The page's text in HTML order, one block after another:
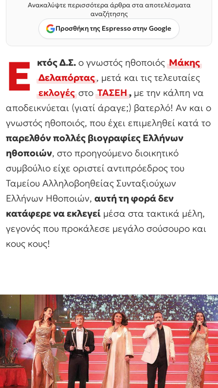
Ανακαλύψτε περισσότερα άρθρα στα αποτελέσματα
αναζήτησης
Προσθήκη της Espresso στην Google
Ε κτός Δ.Σ. ο γνωστός ηθοποιόςΜάκης
Δελαπόρτας, μετά και τις τελευταίες
εκλογές στοΤΑΣΕΗ, με την κάλπη να
αποδεικνύεται (γιατί άραγε;) βατερλό! Αν και ο
γνωστός ηθοποιός, που έχει επιμεληθεί κατά το
παρελθόν πολλές βιογραφίες Ελλήνων
ηθοποιών, στο προηγούμενο διοικητικό
συμβούλιο είχε οριστεί αντιπρόεδρος του
Ταμείου Αλληλοβοηθείας Συνταξιούχων
Ελλήνων Ηθοποιών, αυτή τη φορά δεν
κατάφερε να εκλεγεί μέσα στα τακτικά μέλη,
γεγονός που προκάλεσε μεγάλο σούσουρο και
κους κους!